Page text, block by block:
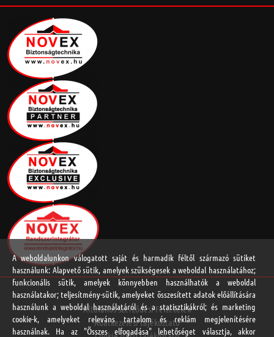
Általános Szerződési Feltételek
Adatkezelési tájékoztató
A weboldalunkon válogatott saját és harmadik féltől származó sütiket
használunk: Alapvető sütik, amelyek szükségesek a weboldal használatához;
funkcionális sütik, amelyek könnyebben használhatók a weboldal
használatakor; teljesítmény-sütik, amelyeket összesített adatok előállítására
használunk a weboldal használatáról és a statisztikákról; és marketing
cookie-k, amelyeket releváns tartalom és reklám megjelenítésére
használnak. Ha az "Összes elfogadása" lehetőséget választja, akkor